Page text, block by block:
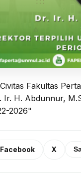
Fakultas
Ir. H. Abdunnur,
2026"
Facebook X